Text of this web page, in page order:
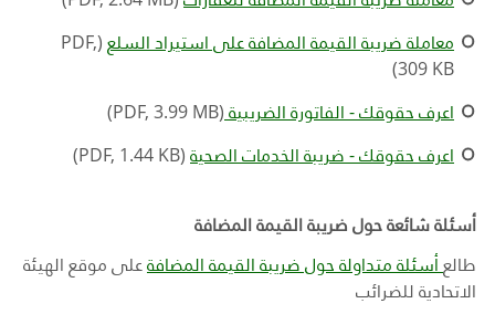
معاملة ضريبة القيمة المضافة على استيراد السلع (PDF,
309 KB)
اعرف حقوقك - الفاتورة الضريبية (PDF, 3.99 MB)
اعرف حقوقك - ضريبة الخدمات الصحية (PDF, 1.44 KB)
أسئلة شائعة حول ضريبة القيمة المضافة
طالع أسئلة متداولة حول ضريبة القيمة المضافةعلى موقع الهيئة
الاتحادية للضرائب